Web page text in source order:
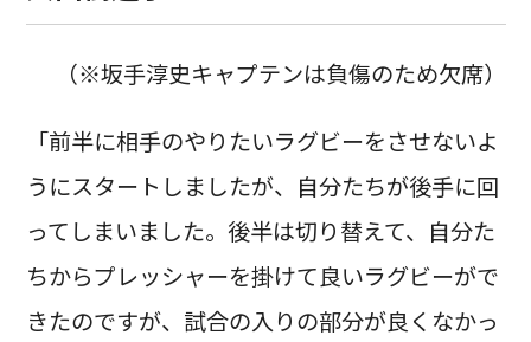
（※坂手淳史キャプテンは負傷のため欠席）
「前半に相手のやりたいラグビーをさせないよ
うにスタートしましたが、自分たちが後手に回
ってしまいました。後半は切り替えて、自分た
ちからプレッシャーを掛けて良いラグビーがで
きたのですが、試合の入りの部分が良くなかっ